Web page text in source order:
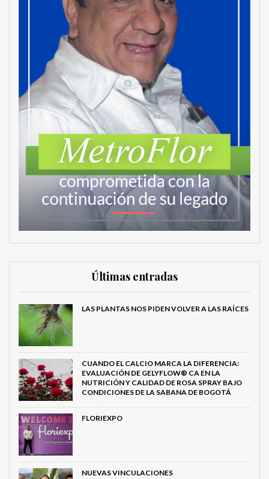
Últimas entradas
LAS PLANTAS NOS PIDEN VOLVER A LAS RAÍCES
CUANDO EL CALCIO MARCA LA DIFERENCIA:
EVALUACIÓN DE GELYFLOW® CA EN LA
NUTRICIÓN Y CALIDAD DE ROSA SPRAY BAJO
CONDICIONES DE LA SABANA DE BOGOTÁ
FLORIEXPO
NUEVAS VINCULACIONES